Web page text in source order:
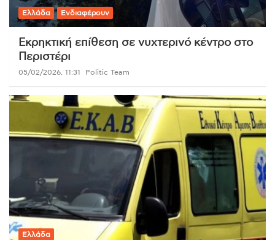
Ελλάδα Ενδιαφέρουν
Εκρηκτική επίθεση σε νυχτερινό κέντρο στο
Περιστέρι
05/02/2026, 11:31 Politic Team
Ελλάδα